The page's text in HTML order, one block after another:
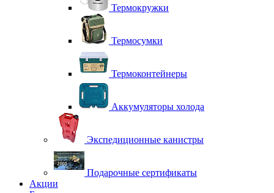
Термокружки
Термосумки
Термоконтейнеры
Аккумуляторы холода
Экспедиционные канистры
Подарочные сертификаты
Акции